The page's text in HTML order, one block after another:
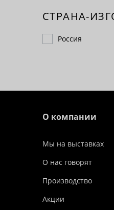
СТРАНА-
Россия
О компании
Мы на выставках
О нас говорят
Производство
Акции